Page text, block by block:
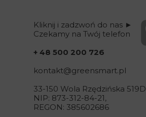
Kliknij i zadzwoń do nas ►
Czekamy na Twój telefon
+ 48 500 200 726
kontakt@greensmart.pl
33-150 Wola Rzędzińska 519D
NIP: 873-312-84-21,
REGON: 385602686